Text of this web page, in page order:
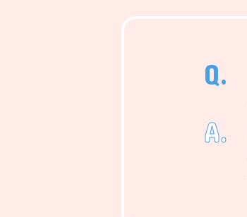
Q.
A.